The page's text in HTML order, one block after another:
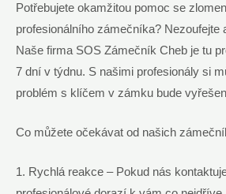
Potřebujete okamžitou pomoc ⁤se
profesionálního zámečníka? Nezoufejte
Naše firma ‍SOS Zámečník Cheb je tu​
7 ⁢dní v týdnu. S ‍našimi profesionály si
problém ​s⁢ klíčem ⁤v zámku ​bude
Co můžete očekávat od našich
1. ⁣Rychlá reakce – Pokud‍ nás